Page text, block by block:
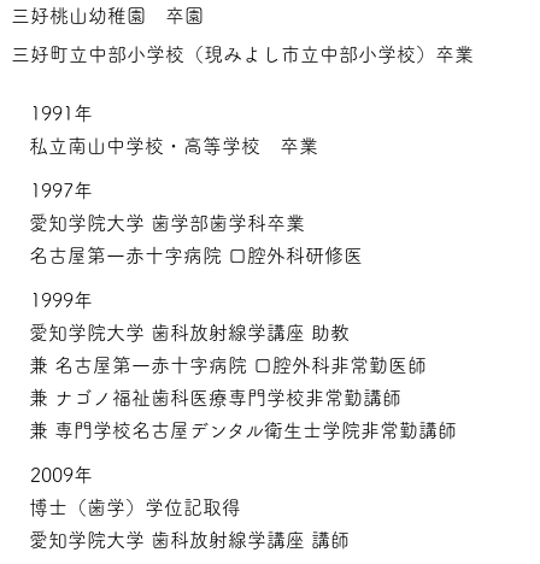
三好桃山幼稚園 卒園
三好町立中部小学校（現みよし市立中部小学校）卒業
1991年
私立南山中学校・高等学校 卒業
1997年
愛知学院大学 歯学部歯学科卒業
名古屋第一赤十字病院 口腔外科研修医
1999年
愛知学院大学 歯科放射線学講座 助教
兼 名古屋第一赤十字病院 口腔外科非常勤医師
兼 ナゴノ福祉歯科医療専門学校非常勤講師
兼 専門学校名古屋デンタル衛生士学院非常勤講師
2009年
博士（歯学）学位記取得
愛知学院大学 歯科放射線学講座 講師